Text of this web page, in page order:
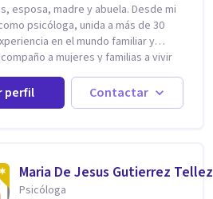
esposa, madre y abuela. Desde mi
psicóloga, unida a más de 30
en el mundo familiar y
a mujeres y familias a vivir
paz, claridad y confianza en sí
profundamente que la vida está
y que cada ciclo —personal,
herramientas
de bienestar mental y
perfil Contactar
Maria De Jesus Gutierrez Tellez
Psicóloga